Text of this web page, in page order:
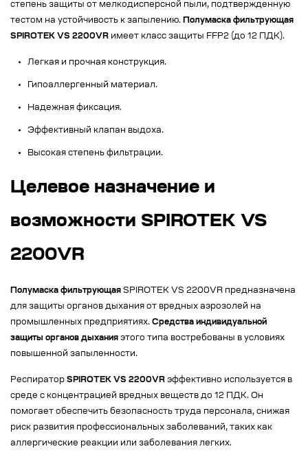
степень защиты от мелкодисперсной пыли, подтвержденную
тестом на устойчивость к запылению. Полумаска фильтрующая
SPIROTEK VS 2200VR имеет класс защиты FFP2 (до 12 ПДК).
Легкая и прочная конструкция.
Гипоаллергенный материал.
Надежная фиксация.
Эффективный клапан выдоха.
Высокая степень фильтрации.
Целевое назначение и
возможности SPIROTEK VS
2200VR
Полумаска фильтрующая SPIROTEK VS 2200VR предназначена
для защиты органов дыхания от вредных аэрозолей на
промышленных предприятиях. Средства индивидуальной
защиты органов дыхания этого типа востребованы в условиях
повышенной запыленности.
Респиратор SPIROTEK VS 2200VR эффективно используется в
среде с концентрацией вредных веществ до 12 ПДК. Он
помогает обеспечить безопасность труда персонала, снижая
риск развития профессиональных заболеваний, таких как
аллергические реакции или заболевания легких.